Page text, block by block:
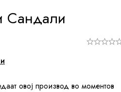
Сандали
овој производ во моментов